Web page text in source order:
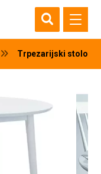
Trpezarijski stolovi